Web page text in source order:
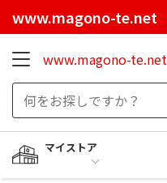
www.magono-te.net
www.magono-te.net
マイストア